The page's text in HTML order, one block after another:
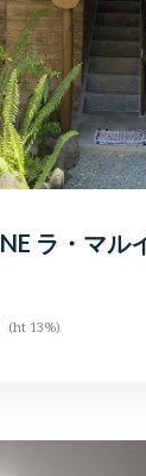
ラ・マル
(ht 13%)